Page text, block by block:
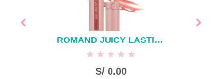
ROMAND JUICY LASTING TINT NUCADAMIA #23
S/0.00